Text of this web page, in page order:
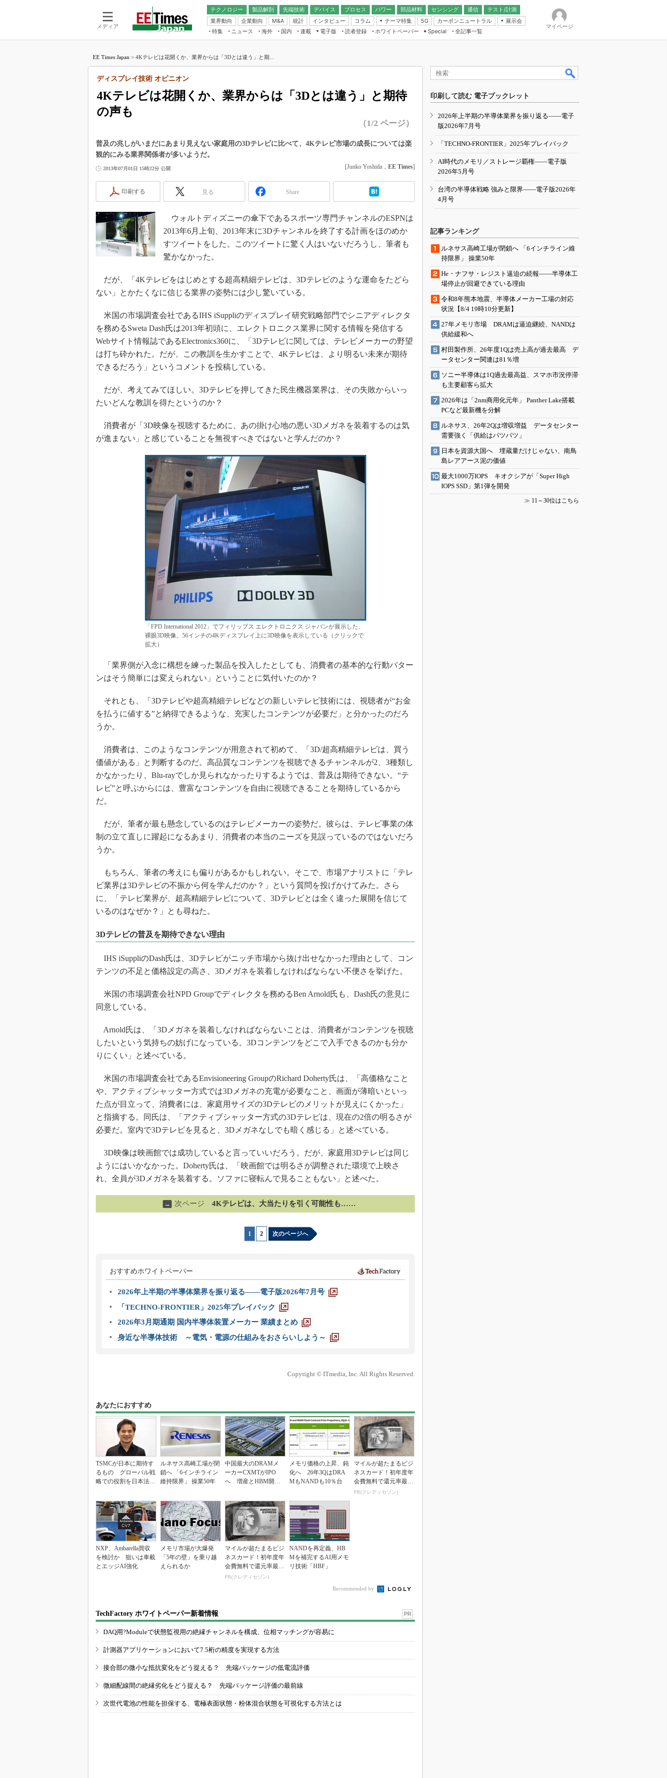
メディア
テクノロジー 製品解剖
先端技術
電池／エネルギー
デバイス
アナログ
マイコン
プロセス パワー 部品材料 センシング
通信
無線
テスト/計測
業界動向
企業動向 M&A 統計 インタビュー コラム
テーマ特集
フィジカルAI
読者調査（EE Times Research）
電源設計（EDN Japan）
5G カーボンニュートラル
展示会
IoT・エッジコンピューティング
EXPO
TECHNO-FRONTIER
人とくるま展
特集 ニュース 海外 国内
連載
福田昭のデバイス通信
大山聡の業界スコープ
世界を「数字」で回してみよう
この10年で起こったこと、次の10年
で起こること
光伝送技術を知る
“異端児エンジニア”が仕掛けた社内
改革、執念の180日
JASA発IoT通信
IHSアナリスト「未来展望」
「英語に愛されないエンジニア」の
ための新行動論
電子版
電子ブックレット
読者登録 ホワイトペーパー
Special
全記事一覧
マイページ
EE Times Japan > 4Kテレビは花開くか、業界からは「3Dとは違う」と期...
4Kテレビは花開くか、業界からは「3Dとは違う」と期待
の声も
ディスプレイ技術 オピニオン
（1/2 ページ）
普及の兆しがいまだにあまり見えない家庭用の3Dテレビに比べて、4Kテレビ市場の成長については楽
観的にみる業界関係者が多いようだ。
2013年07月01日 15時22分 公開 [Junko Yoshida， EE Times]
印刷する 見る Share
ウォルトディズニーの傘下であるスポーツ専門チャンネルのESPNは
2013年6月上旬、2013年末に3Dチャンネルを終了する計画をほのめか
すツイートをした。このツイートに驚く人はいないだろうし、筆者も
驚かなかった。
だが、「4Kテレビをはじめとする超高精細テレビは、3Dテレビのような運命をたどら
ない」とかたくなに信じる業界の姿勢には少し驚いている。
米国の市場調査会社であるIHS iSuppliのディスプレイ研究戦略部門でシニアディレクタ
を務めるSweta Dash氏は2013年初頭に、エレクトロニクス業界に関する情報を発信する
Webサイト情報誌であるElectronics360に、「3Dテレビに関しては、テレビメーカーの野望
は打ち砕かれた。だが、この教訓を生かすことで、4Kテレビは、より明るい未来が期待
できるだろう」というコメントを投稿している。
だが、考えてみてほしい。3Dテレビを押してきた民生機器業界は、その失敗からいっ
たいどんな教訓を得たというのか？
消費者が「3D映像を視聴するために、あの掛け心地の悪い3Dメガネを装着するのは気
が進まない」と感じていることを無視すべきではないと学んだのか？
「FPD International 2012」でフィリップス エレクトロニクス ジャパンが展示した、
裸眼3D映像。56インチの4Kディスプレイ上に3D映像を表示している（クリックで
拡大）
「業界側が入念に構想を練った製品を投入したとしても、消費者の基本的な行動パター
ンはそう簡単には変えられない」ということに気付いたのか？
それとも、「3Dテレビや超高精細テレビなどの新しいテレビ技術には、視聴者が“お金
を払うに値する”と納得できるような、充実したコンテンツが必要だ」と分かったのだろ
うか。
消費者は、このようなコンテンツが用意されて初めて、「3D/超高精細テレビは、買う
価値がある」と判断するのだ。高品質なコンテンツを視聴できるチャンネルが2、3種類し
かなかったり、Blu-rayでしか見られなかったりするようでは、普及は期待できない。“テ
レビ”と呼ぶからには、豊富なコンテンツを自由に視聴できることを期待しているから
だ。
だが、筆者が最も懸念しているのはテレビメーカーの姿勢だ。彼らは、テレビ事業の体
制の立て直しに躍起になるあまり、消費者の本当のニーズを見誤っているのではないだろ
うか。
もちろん、筆者の考えにも偏りがあるかもしれない。そこで、市場アナリストに「テレ
ビ業界は3Dテレビの不振から何を学んだのか？」という質問を投げかけてみた。さら
に、「テレビ業界が、超高精細テレビについて、3Dテレビとは全く違った展開を信じて
いるのはなぜか？」とも尋ねた。
3Dテレビの普及を期待できない理由
IHS iSuppliのDash氏は、3Dテレビがニッチ市場から抜け出せなかった理由として、コン
テンツの不足と価格設定の高さ、3Dメガネを装着しなければならない不便さを挙げた。
米国の市場調査会社NPD Groupでディレクタを務めるBen Arnold氏も、Dash氏の意見に
同意している。
Arnold氏は、「3Dメガネを装着しなければならないことは、消費者がコンテンツを視聴
したいという気持ちの妨げになっている。3Dコンテンツをどこで入手できるのかも分か
りにくい」と述べている。
米国の市場調査会社であるEnvisioneering GroupのRichard Doherty氏は、「高価格なこと
や、アクティブシャッター方式では3Dメガネの充電が必要なこと、画面が薄暗いといっ
た点が目立って、消費者には、家庭用サイズの3Dテレビのメリットが見えにくかった」
と指摘する。同氏は、「アクティブシャッター方式の3Dテレビは、現在の2倍の明るさが
必要だ。室内で3Dテレビを見ると、3Dメガネなしでも暗く感じる」と述べている。
3D映像は映画館では成功していると言っていいだろう。だが、家庭用3Dテレビは同じ
ようにはいかなかった。Doherty氏は、「映画館では明るさが調整された環境で上映さ
れ、全員が3Dメガネを装着する。ソファに寝転んで見ることもない」と述べた。
→ 次ページ 4Kテレビは、大当たりを引く可能性も……
1 2 次のページへ
おすすめホワイトペーパー
2026年上半期の半導体業界を振り返る――電子版2026年7月号
「TECHNO-FRONTIER」2025年プレイバック
2026年3月期通期 国内半導体装置メーカー 業績まとめ
身近な半導体技術 ～電気・電源の仕組みをおさらいしよう～
Copyright © ITmedia, Inc. All Rights Reserved.
あなたにおすすめ
TSMCが日本に期待す
るもの グローバル戦
略での役割を日本法人
ルネサス高崎工場が閉
鎖へ 「6インチライン
維持限界」 操業50年
中国最大のDRAMメ
ーカーCXMTがIPO
へ 増産とHBM開発
メモリ価格の上昇、鈍
化へ 26年3QはDRA
MもNANDも10％台
マイルが超たまるビジ
ネスカード！初年度年
会費無料で還元率最大
1.125%
PR(クレディセゾン)
NXP、Ambarella買収
を検討か 狙いは車載
とエッジAI強化
メモリ市場が大爆発
「5年の壁」を乗り越
えられるか
マイルが超たまるビジ
ネスカード！初年度年
会費無料で還元率最大
1.125%
PR(クレディセゾン)
NANDを再定義、HB
Mを補完するAI用メモ
リ技術「HBF」
Recommended by
TechFactory ホワイトペーパー新着情報 PR
DAQ用?Moduleで状態監視用の絶縁チャンネルを構成、位相マッチングが容易に
計測器アプリケーションにおいて7.5桁の精度を実現する方法
接合部の微小な抵抗変化をどう捉える？ 先端パッケージの低電流評価
微細配線間の絶縁劣化をどう捉える？ 先端パッケージ評価の最前線
次世代電池の性能を担保する、電極表面状態・粉体混合状態を可視化する方法とは
印刷して読む 電子ブックレット
2026年上半期の半導体業界を振り返る――電子
版2026年7月号
「TECHNO-FRONTIER」2025年プレイバック
AI時代のメモリ／ストレージ覇権――電子版
2026年5月号
台湾の半導体戦略 強みと限界――電子版2026年
4月号
記事ランキング
ルネサス高崎工場が閉鎖へ 「6インチライン維
持限界」 操業50年
He・ナフサ・レジスト逼迫の続報――半導体工
場停止が回避できている理由
令和8年熊本地震、半導体メーカー工場の対応
状況【8/4 19時10分更新】
27年メモリ市場 DRAMは逼迫継続、NANDは
供給緩和へ
村田製作所、26年度1Qは売上高が過去最高 デ
ータセンター関連は81％増
ソニー半導体は1Q過去最高益、スマホ市況停滞
も主要顧客ら拡大
2026年は「2nm商用化元年」 Panther Lake搭載
PCなど最新機を分解
ルネサス、26年2Qは増収増益 データセンター
需要強く「供給はパツパツ」
日本を資源大国へ 埋蔵量だけじゃない、南鳥
島レアアース泥の価値
最大1000万IOPS キオクシアが「Super High
IOPS SSD」第1弾を開発
≫ 11～30位はこちら